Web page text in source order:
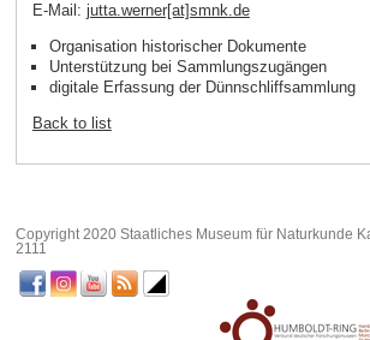
E-Mail: jutta.werner[at]smnk.de
Organisation historischer Dokumente
Unterstützung bei Sammlungszugängen
digitale Erfassung der Dünnschliffsammlung
Back to list
Copyright 2020 Staatliches Museum für Naturkunde
2111